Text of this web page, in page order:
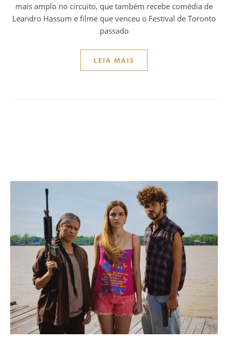
mais amplo no circuito, que também recebe comédia de
Leandro Hassum e filme que venceu o Festival de Toronto
passado
LEIA MAIS